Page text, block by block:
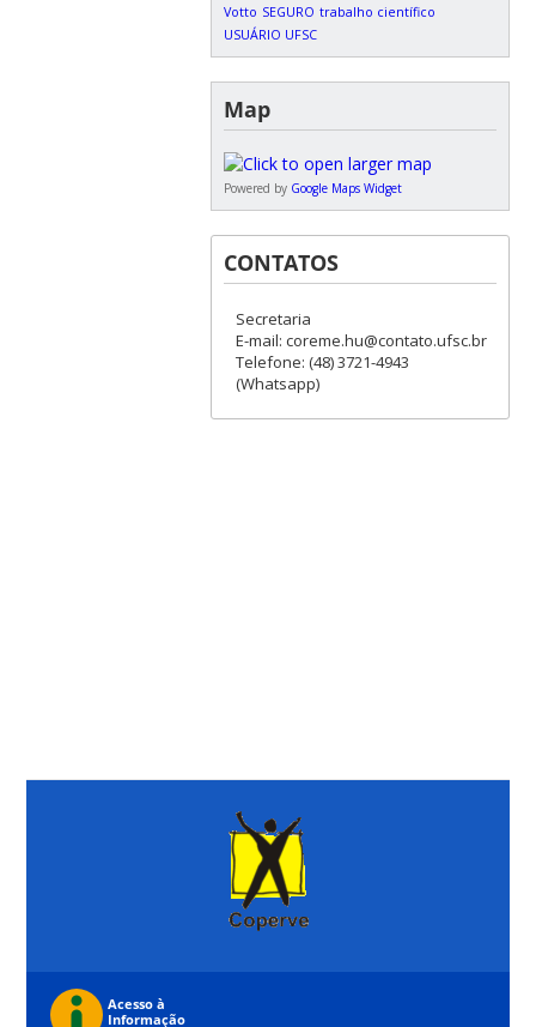
Votto SEGURO trabalho científico
USUÁRIO UFSC
Map
Powered by Google Maps Widget
CONTATOS
Secretaria
E-mail: coreme.hu@contato.ufsc.br
Telefone: (48) 3721-4943
(Whatsapp)